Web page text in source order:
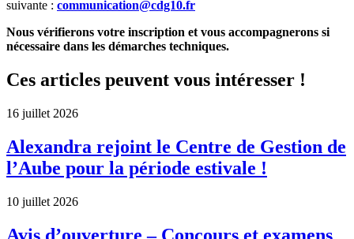
suivante : communication@cdg10.fr
Nous vérifierons votre inscription et vous accompagnerons si
nécessaire dans les démarches techniques.
Ces articles peuvent vous intéresser !
16 juillet 2026
Alexandra rejoint le Centre de Gestion de
l’Aube pour la période estivale !
10 juillet 2026
Avis d’ouverture – Concours et examens